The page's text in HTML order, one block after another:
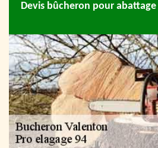
Devis bûcheron pour abattage